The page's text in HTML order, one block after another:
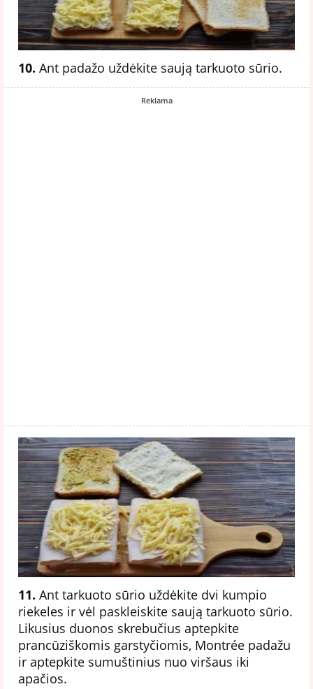
10. Ant padažo uždėkite saują tarkuoto sūrio.
Reklama
11. Ant tarkuoto sūrio uždėkite dvi kumpio
riekeles ir vėl paskleiskite saują tarkuoto sūrio.
Likusius duonos skrebučius aptepkite
prancūziškomis garstyčiomis, Montrée padažu
ir aptepkite sumuštinius nuo viršaus iki
apačios.